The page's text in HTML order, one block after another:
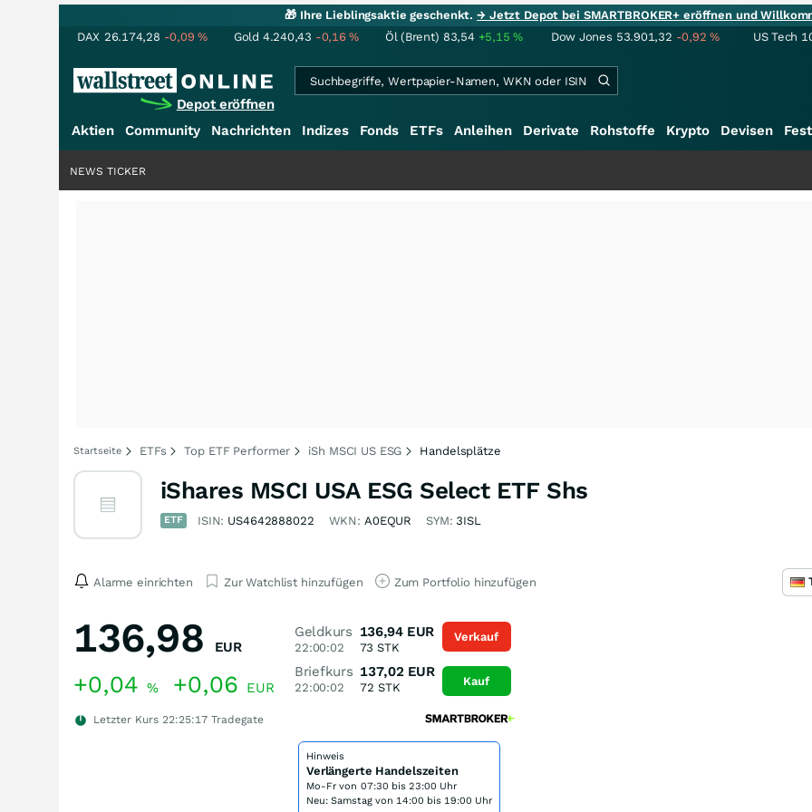
🎁 Ihre Lieblingsaktie geschenkt.→ Jetzt Depot bei SMARTBROKER+ eröffnen und
DAX 26.174,28 -0,09% Gold 4.240,43 -0,16% Öl (Brent) 83,54 +5,15% Dow Jones 53.901,32 -0,92% US Tech
Depot eröffnen
Aktien Community Nachrichten Indizes Fonds ETFs Anleihen Derivate Rohstoffe Krypto Devisen
NEWS TICKER
Startseite ETFs Top ETF Performer iSh MSCI US ESG Handelsplätze
iShares MSCI USA ESG Select ETF Shs
ETF ISIN: US4642888022 WKN: A0EQUR SYM: 3ISL
Alarme einrichten Zur Watchlist hinzufügen Zum Portfolio hinzufügen
136,98 EUR
+0,04 % +0,06 EUR
Letzter Kurs 22:25:17 Tradegate
Geldkurs
22:00:02
136,94 EUR
73 STK
Briefkurs
22:00:02
137,02 EUR
72 STK
Verkauf
Kauf
Hinweis
Verlängerte Handelszeiten
Mo-Fr von 07:30 bis 23:00 Uhr
Neu: Samstag von 14:00 bis 19:00 Uhr